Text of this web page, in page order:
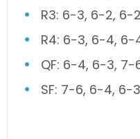
R3: 6-3, 6-2, 6-
R4: 6-3, 6-4,
QF: 6-4, 6-3, 7-
SF: 7-6, 6-4, 6-